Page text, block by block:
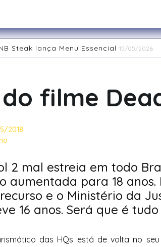
Steak lança Menu Essencial 15/05/2026
chegou a Indaiatuba15/05/2026
O RPG: Uma Jornada Pela Interpretação
Já começou! 21ª Campinas Restaurant
filme
2018
2 mal estreia em todo
aumentada para 18 anos.
e o Ministério da
16 anos. Será que é
das HQs está de volta no